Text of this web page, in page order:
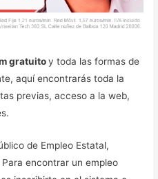
gratuitoy toda las formas de
aquí encontrarás toda la
previas, acceso a la web,
de Empleo Estatal,
encontrar un empleo